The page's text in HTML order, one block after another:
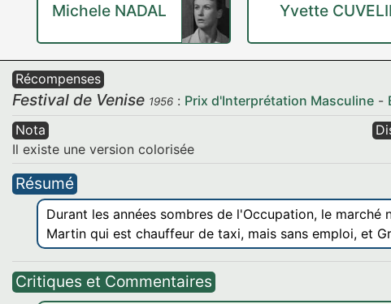
Michele NADAL Yvette
Récompenses
Festival de Venise 1956 : Prix d'Interprétation Masculine -
Nota
Il existe une version colorisée
Résumé
Durant les années sombres de l'Occupation, le
Martin qui est chauffeur de taxi, mais sans emploi, et
Critiques et Commentaires